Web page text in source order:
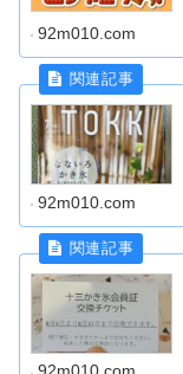
92m010.com
92m010.com